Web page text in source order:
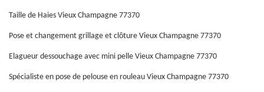
Taille de Haies Vieux Champagne 77370
Pose et changement grillage et clôture Vieux Champagne 77370
Elagueur dessouchage avec mini pelle Vieux Champagne 77370
Spécialiste en pose de pelouse en rouleau Vieux Champagne 77370